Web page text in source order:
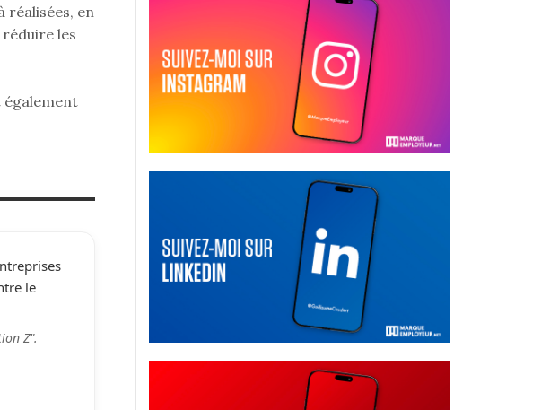
réalisées, en
les
également
le
Z".